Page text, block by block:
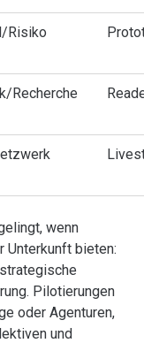
Risiko
Recherche
wenn
Unterkunft bieten:
Pilotierungen
oder Agenturen,
und